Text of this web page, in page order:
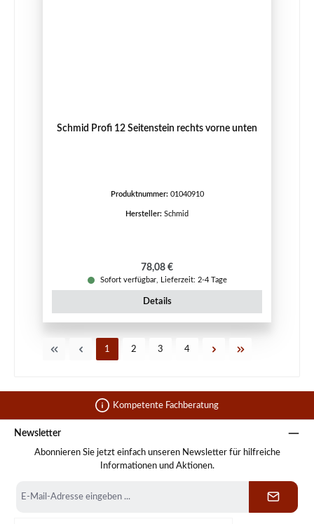
Schmid Profi 12 Seitenstein rechts vorne unten
Produktnummer: 01040910
Hersteller: Schmid
Regulärer Preis:
78,08 €
Sofort verfügbar, Lieferzeit: 2-4 Tage
Details
Seite
1 Seite
2 Seite
3 Seite
4
Kompetente Fachberatung
Newsletter
Abonnieren Sie jetzt einfach unseren Newsletter für hilfreiche
Informationen und Aktionen.
Mail-